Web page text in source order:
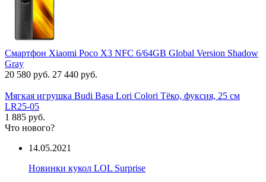
Смартфон Xiaomi Poco X3 NFC 6/64GB Global Version Shadow
Gray
20 580 руб. 27 440 руб.
Мягкая игрушка Budi Basa Lori Colori Тёко, фуксия, 25 см
LR25-05
1 885 руб.
Что нового?
14.05.2021
Новинки кукол LOL Surprise